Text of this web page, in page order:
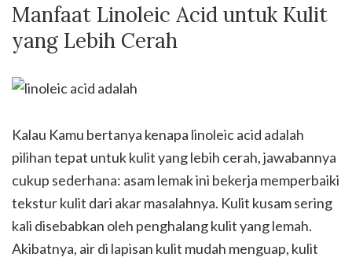
Manfaat Linoleic Acid untuk Kulit
yang Lebih Cerah
Kalau Kamu bertanya kenapa linoleic acid adalah
pilihan tepat untuk kulit yang lebih cerah, jawabannya
cukup sederhana: asam lemak ini bekerja memperbaiki
tekstur kulit dari akar masalahnya. Kulit kusam sering
kali disebabkan oleh penghalang kulit yang lemah.
Akibatnya, air di lapisan kulit mudah menguap, kulit